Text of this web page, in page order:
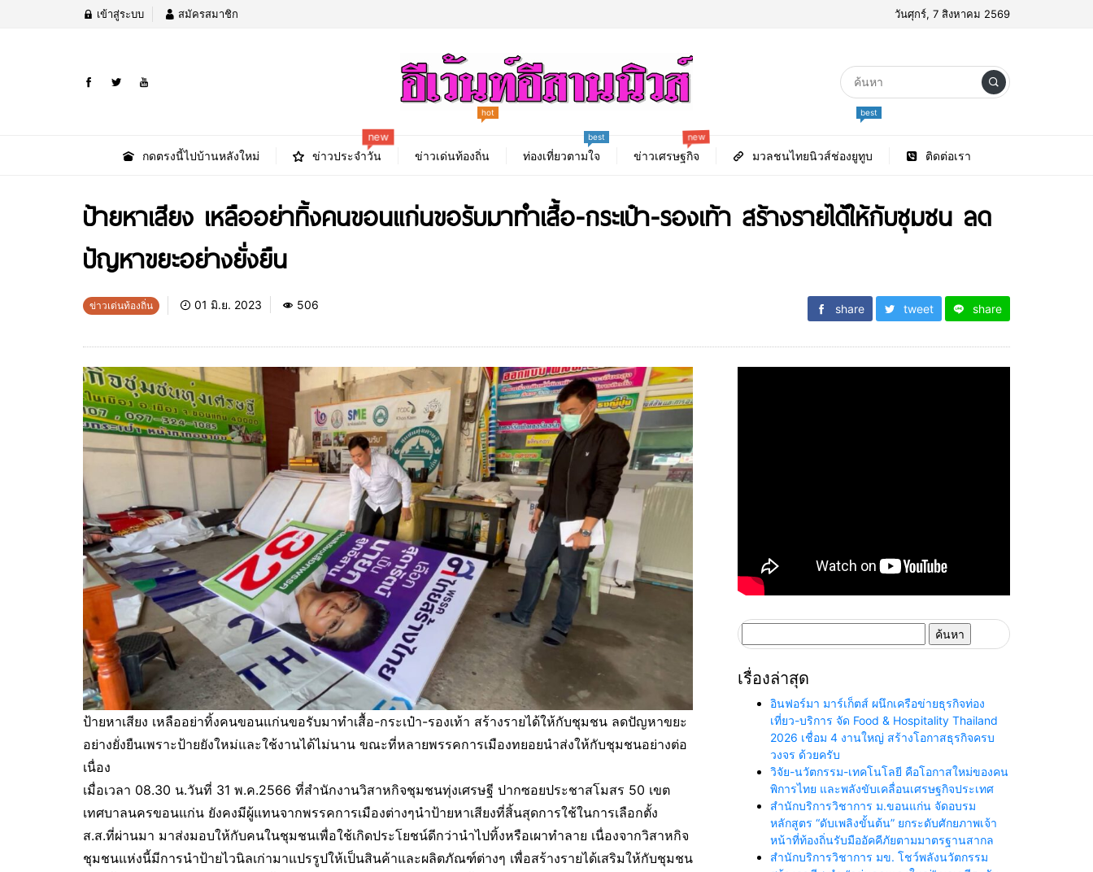
เข้าสู่ระบบ สมัครสมาชิก วันศุกร์, 7 สิงหาคม 2569
กดตรงนี้ไปบ้านหลังใหม่ ข่าวประจำวัน
new
ข่าวเด่นท้องถิ่น
hot
ท่องเที่ยวตามใจ
best
ข่าวเศรษฐกิจ
new
มวลชนไทยนิวส์ช่องยูทูบ
best
ติดต่อเรา
ป้ายหาเสียง เหลืออย่าทิ้งคนขอนแก่นขอรับมาทำเสื้อ-กระเป๋า-รองเท้า สร้างรายได้ให้กับชุมชน ลด
ปัญหาขยะอย่างยั่งยืน
ข่าวเด่นท้องถิ่น 01 มิ.ย. 2023 506 share tweet share
ป้ายหาเสียง เหลืออย่าทิ้งคนขอนแก่นขอรับมาทำเสื้อ-กระเป๋า-รองเท้า สร้างรายได้ให้กับชุมชน ลดปัญหาขยะ
อย่างยั่งยืนเพราะป้ายยังใหม่และใช้งานได้ไม่นาน ขณะที่หลายพรรคการเมืองทยอยนำส่งให้กับชุมชนอย่างต่อ
เนื่อง
เมื่อเวลา 08.30 น.วันที่ 31 พ.ค.2566 ที่สำนักงานวิสาหกิจชุมชนทุ่งเศรษฐี ปากซอยประชาสโมสร 50 เขต
เทศบาลนครขอนแก่น ยังคงมีผู้แทนจากพรรคการเมืองต่างๆนำป้ายหาเสียงที่สิ้นสุดการใช้ในการเลือกตั้ง
ส.ส.ที่ผ่านมา มาส่งมอบให้กับคนในชุมชนเพื่อใช้เกิดประโยชน์ดีกว่านำไปทิ้งหรือเผาทำลาย เนื่องจากวิสาหกิจ
ชุมชนแห่งนี้มีการนำป้ายไวนิลเก่ามาแปรรูปให้เป็นสินค้าและผลิตภัณฑ์ต่างๆ เพื่อสร้างรายได้เสริมให้กับชุมชน
สำหรับ:
เรื่องล่าสุด
อินฟอร์มา มาร์เก็ตส์ ผนึกเครือข่ายธุรกิจท่อง
เที่ยว-บริการ จัด Food & Hospitality Thailand
2026 เชื่อม 4 งานใหญ่ สร้างโอกาสธุรกิจครบ
วงจร ด้วยครับ
วิจัย-นวัตกรรม-เทคโนโลยี คือโอกาสใหม่ของคน
พิการไทย และพลังขับเคลื่อนเศรษฐกิจประเทศ
สำนักบริการวิชาการ ม.ขอนแก่น จัดอบรม
หลักสูตร “ดับเพลิงขั้นต้น” ยกระดับศักยภาพเจ้า
หน้าที่ท้องถิ่นรับมืออัคคีภัยตามมาตรฐานสากล
สำนักบริการวิชาการ มข. โชว์พลังนวัตกรรม